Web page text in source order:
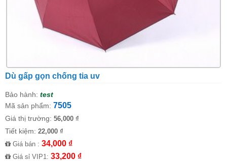
Dù gấp gọn chống tia uv
Bảo hành: test
Mã sản phẩm: 7505
Giá thị trường: 56,000 ₫
Tiết kiệm: 22,000 ₫
Giá bán : 34,000 ₫
Giá sỉ VIP1: 33,200 ₫